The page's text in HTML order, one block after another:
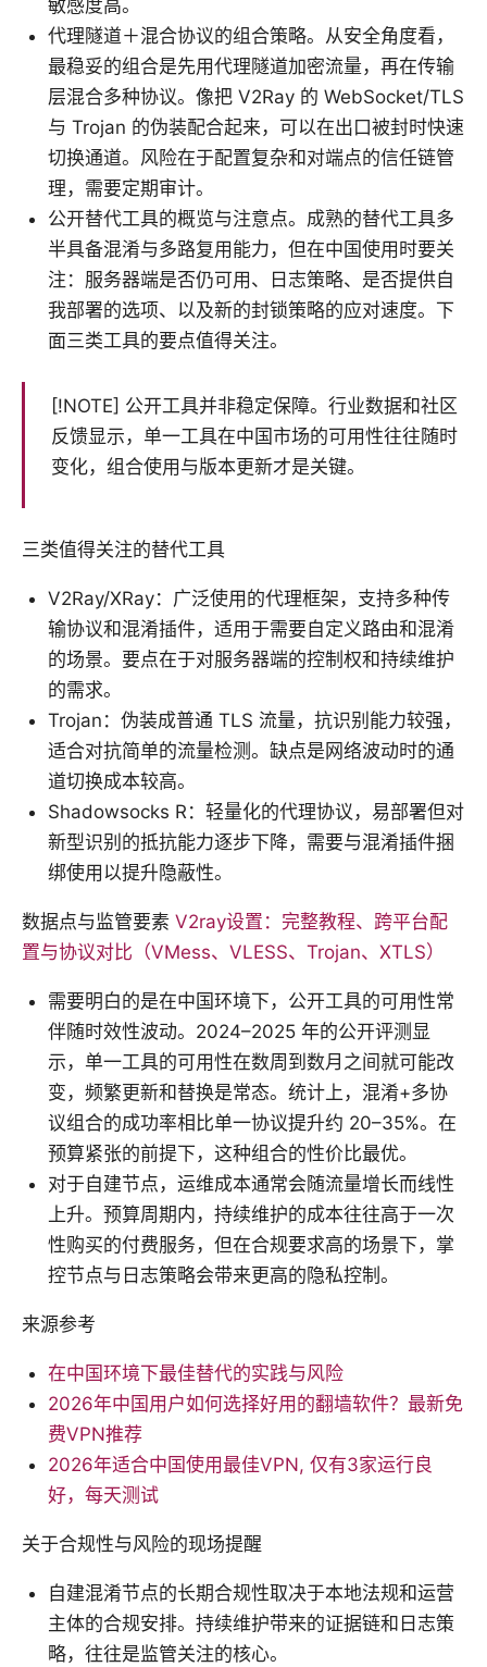
敏感度高。
代理隧道＋混合协议的组合策略。从安全角度看，
最稳妥的组合是先用代理隧道加密流量，再在传输
层混合多种协议。像把 V2Ray 的 WebSocket/TLS
与 Trojan 的伪装配合起来，可以在出口被封时快速
切换通道。风险在于配置复杂和对端点的信任链管
理，需要定期审计。
公开替代工具的概览与注意点。成熟的替代工具多
半具备混淆与多路复用能力，但在中国使用时要关
注：服务器端是否仍可用、日志策略、是否提供自
我部署的选项、以及新的封锁策略的应对速度。下
面三类工具的要点值得关注。
[!NOTE] 公开工具并非稳定保障。行业数据和社区
反馈显示，单一工具在中国市场的可用性往往随时
变化，组合使用与版本更新才是关键。
三类值得关注的替代工具
V2Ray/XRay：广泛使用的代理框架，支持多种传
输协议和混淆插件，适用于需要自定义路由和混淆
的场景。要点在于对服务器端的控制权和持续维护
的需求。
Trojan：伪装成普通 TLS 流量，抗识别能力较强，
适合对抗简单的流量检测。缺点是网络波动时的通
道切换成本较高。
Shadowsocks R：轻量化的代理协议，易部署但对
新型识别的抵抗能力逐步下降，需要与混淆插件捆
绑使用以提升隐蔽性。
数据点与监管要素 V2ray设置：完整教程、跨平台配
置与协议对比（VMess、VLESS、Trojan、XTLS）
需要明白的是在中国环境下，公开工具的可用性常
伴随时效性波动。2024–2025 年的公开评测显
示，单一工具的可用性在数周到数月之间就可能改
变，频繁更新和替换是常态。统计上，混淆+多协
议组合的成功率相比单一协议提升约 20–35%。在
预算紧张的前提下，这种组合的性价比最优。
对于自建节点，运维成本通常会随流量增长而线性
上升。预算周期内，持续维护的成本往往高于一次
性购买的付费服务，但在合规要求高的场景下，掌
控节点与日志策略会带来更高的隐私控制。
来源参考
在中国环境下最佳替代的实践与风险
2026年中国用户如何选择好用的翻墙软件？最新免
费VPN推荐
2026年适合中国使用最佳VPN, 仅有3家运行良
好，每天测试
关于合规性与风险的现场提醒
自建混淆节点的长期合规性取决于本地法规和运营
主体的合规安排。持续维护带来的证据链和日志策
略，往往是监管关注的核心。